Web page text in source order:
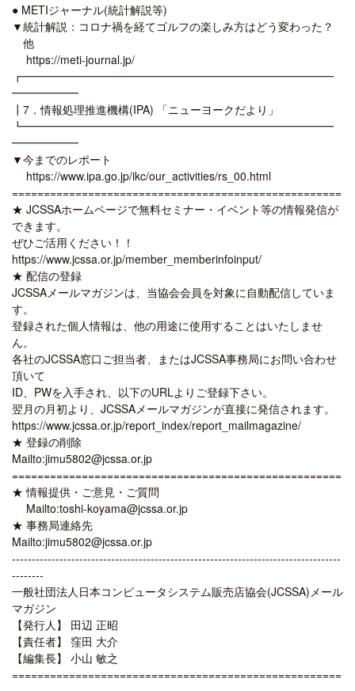
● METIジャーナル(統計解説等)
▼統計解説：コロナ禍を経てゴルフの楽しみ方はどう変わった？
他
https://meti-journal.jp/
┏━━━━━━━━━━━━━━━━━━━━━━━━━━━━
━━━━━━
┃7．情報処理推進機構(IPA) 「ニューヨークだより」
┗━━━━━━━━━━━━━━━━━━━━━━━━━━━━
━━━━━━
▼今までのレポート
https://www.ipa.go.jp/ikc/our_activities/rs_00.html
====================================================
★ JCSSAホームページで無料セミナー・イベント等の情報発信が
できます。
ぜひご活用ください！！
https://www.jcssa.or.jp/member_memberinfoinput/
★ 配信の登録
JCSSAメールマガジンは、当協会会員を対象に自動配信していま
す。
登録された個人情報は、他の用途に使用することはいたしませ
ん。
各社のJCSSA窓口ご担当者、またはJCSSA事務局にお問い合わせ
頂いて
ID、PWを入手され、以下のURLよりご登録下さい。
翌月の月初より、JCSSAメールマガジンが直接に発信されます。
https://www.jcssa.or.jp/report_index/report_mailmagazine/
★ 登録の削除
Mailto:jimu5802@jcssa.or.jp
====================================================
★ 情報提供・ご意見・ご質問
Mailto:toshi-koyama@jcssa.or.jp
★ 事務局連絡先
Mailto:jimu5802@jcssa.or.jp
-----------------------------------------------------------------------------------
--------
一般社団法人日本コンピュータシステム販売店協会(JCSSA)メール
マガジン
【発行人】 田辺 正昭
【責任者】 窪田 大介
【編集長】 小山 敏之
====================================================